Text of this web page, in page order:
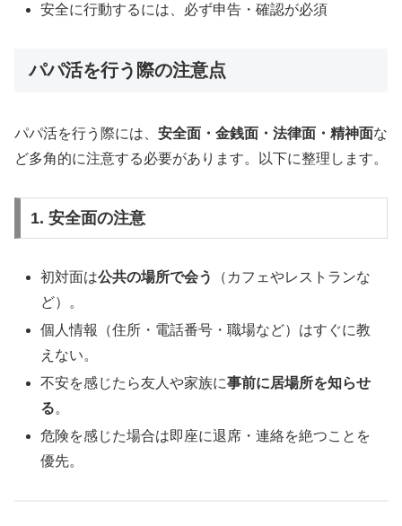
安全に行動するには、必ず申告・確認が必須
パパ活を行う際の注意点
パパ活を行う際には、 安全面・金銭面・法律面・精神面な
ど多角的に注意する必要があります。以下に整理します。
1. 安全面の注意
初対面は公共の場所で会う
（カフェやレストランな
ど）。
個人情報（住所・電話番号・職場など）はすぐに教
えない。
不安を感じたら友人や家族に事前に居場所を知らせ
る。
危険を感じた場合は即座に退席・連絡を絶つことを
優先。